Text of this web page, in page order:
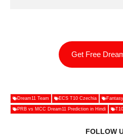
Get Free
Dream11 Team ECS T10 Czechia
PRB vs MCC Dream11 Prediction in Hindi
FOLLOW